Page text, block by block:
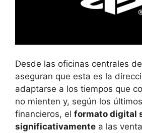
Desde las oficinas centrales
aseguran que esta es la
adaptarse a los tiempos que
no mienten y, según los
financieros, el formato digital
significativamente a las